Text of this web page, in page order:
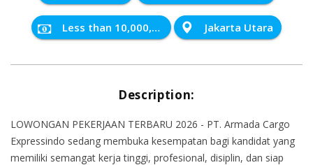
Less than 10,000,000 IDR Jakarta Utara
Description:
LOWONGAN PEKERJAAN TERBARU 2026 - PT. Armada Cargo
Expressindo sedang membuka kesempatan bagi kandidat yang
memiliki semangat kerja tinggi, profesional, disiplin, dan siap